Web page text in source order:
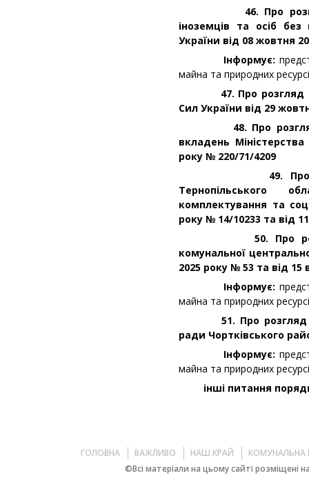
46. Про
іноземців та осіб без
України від 08 жовтня
Інформує:
майна та природних
47. Про розгляд
Сил України від 29
48. Про розгляд
вкладень
року № 220/71/4209
49. Про
Тернопільського
комплектування та
року № 14/10233 та від
50. Про розгляд
комунальної
2025 року № 53 та від 15
Інформує:
майна та природних
51. Про розгляд
ради Чортківського
Інформує:
майна та природних
інші питання
ГОЛОВНА ВАЖЛИВО НАШ КРАЙ
КОМУНАЛЬНА
©Всі матеріали на цьому сайті розміщені